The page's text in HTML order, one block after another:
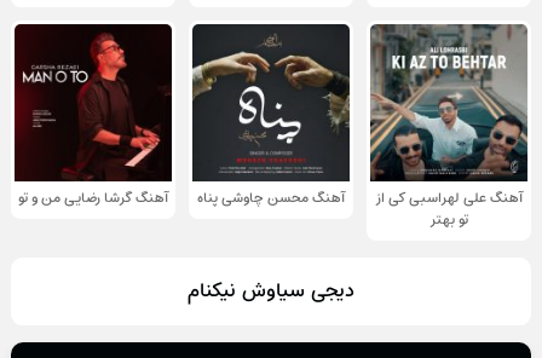
آهنگ علی لهراسبی کی از
تو ‌بهتر
آهنگ محسن چاوشی پناه آهنگ گرشا رضایی من و تو
دیجی سیاوش نیکنام